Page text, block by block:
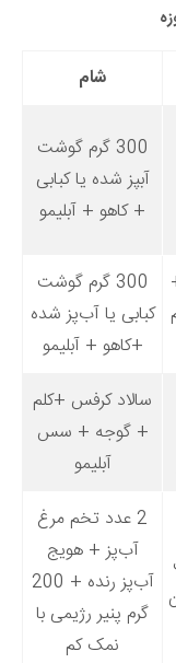
شام
300 گرم گوشت
آب‎پز شده یا کبابی
+ کاهو + آبلیمو
300 گرم گوشت
کبابی یا آب‌پز شده
+کاهو + آبلیمو
سالاد کرفس +کلم
+ گوجه + سس
آبلیمو
2 عدد تخم مرغ
آب‌پز + هویج
آب‌پز رنده + 200
گرم پنیر رژیمی با
نمک کم